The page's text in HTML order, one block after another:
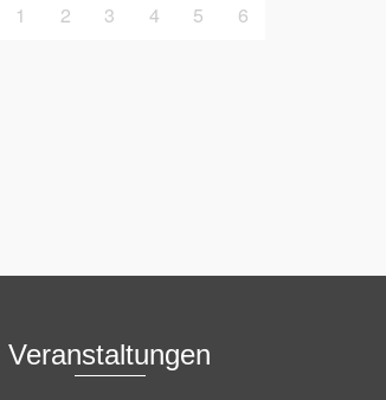
1 2 3 4 5 6
Veranstaltungen